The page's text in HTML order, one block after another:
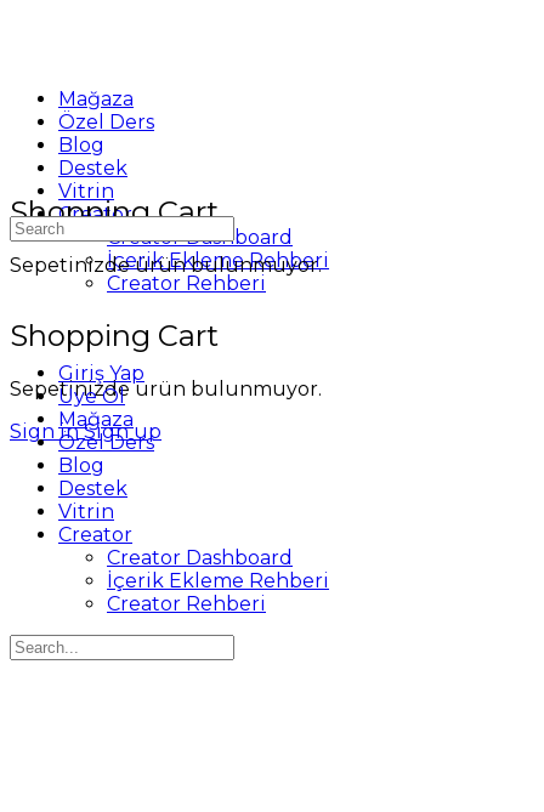
Mağaza
Özel Ders
Blog
Destek
Vitrin
Creator
Creator Dashboard
İçerik Ekleme Rehberi
Creator Rehberi
Shopping Cart
Sepetinizde ürün bulunmuyor.
Sign in Sign up
Shopping Cart
Sepetinizde ürün bulunmuyor.
Search
for:
Giriş Yap
Üye Ol
Mağaza
Özel Ders
Blog
Destek
Vitrin
Creator
Creator Dashboard
İçerik Ekleme Rehberi
Creator Rehberi
Search
for: